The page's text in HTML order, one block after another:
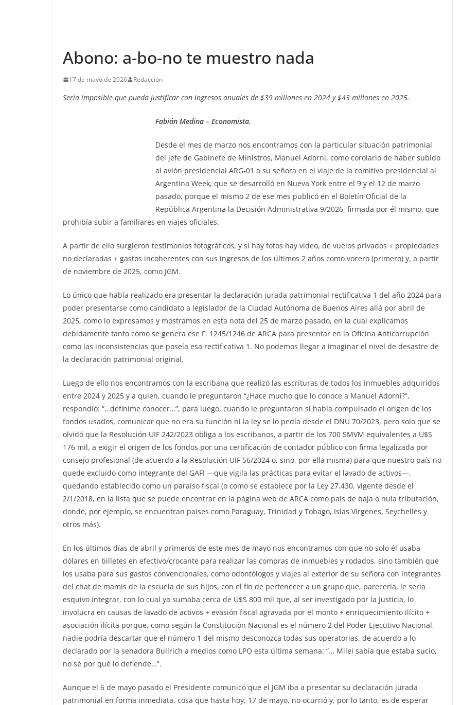
Abono: a-bo-no te muestro nada
17 de mayo de 2026 Redacción
Sería imposible que pueda justificar con ingresos anuales de $39 millones en 2024 y $43 millones en 2025.
Fabián Medina – Economista.
Desde el mes de marzo nos encontramos con la particular situación patrimonial
del jefe de Gabinete de Ministros, Manuel Adorni, como corolario de haber subido
al avión presidencial ARG-01 a su señora en el viaje de la comitiva presidencial al
Argentina Week, que se desarrolló en Nueva York entre el 9 y el 12 de marzo
pasado, porque el mismo 2 de ese mes publicó en el Boletín Oficial de la
República Argentina la Decisión Administrativa 9/2026, firmada por él mismo, que
prohibía subir a familiares en viajes oficiales.
A partir de ello surgieron testimonios fotográficos, y si hay fotos hay video, de vuelos privados + propiedades
no declaradas + gastos incoherentes con sus ingresos de los últimos 2 años como vocero (primero) y, a partir
de noviembre de 2025, como JGM.
Lo único que había realizado era presentar la declaración jurada patrimonial rectificativa 1 del año 2024 para
poder presentarse como candidato a legislador de la Ciudad Autónoma de Buenos Aires allá por abril de
2025, como lo expresamos y mostramos en esta nota del 25 de marzo pasado, en la cual explicamos
debidamente tanto cómo se genera ese F. 1245/1246 de ARCA para presentar en la Oficina Anticorrupción
como las inconsistencias que poseía esa rectificativa 1. No podemos llegar a imaginar el nivel de desastre de
la declaración patrimonial original.
Luego de ello nos encontramos con la escribana que realizó las escrituras de todos los inmuebles adquiridos
entre 2024 y 2025 y a quien, cuando le preguntaron “¿Hace mucho que lo conoce a Manuel Adorni?”,
respondió: “…definime conocer…”, para luego, cuando le preguntaron si había compulsado el origen de los
fondos usados, comunicar que no era su función ni la ley se lo pedía desde el DNU 70/2023, pero solo que se
olvidó que la Resolución UIF 242/2023 obliga a los escribanos, a partir de los 700 SMVM equivalentes a U$S
176 mil, a exigir el origen de los fondos por una certificación de contador público con firma legalizada por
consejo profesional (de acuerdo a la Resolución UIF 56/2024 o, sino, por ella misma) para que nuestro país no
quede excluido como integrante del GAFI —que vigila las prácticas para evitar el lavado de activos—,
quedando establecido como un paraíso fiscal (o como se establece por la Ley 27.430, vigente desde el
2/1/2018, en la lista que se puede encontrar en la página web de ARCA como país de baja o nula tributación,
donde, por ejemplo, se encuentran países como Paraguay, Trinidad y Tobago, Islas Vírgenes, Seychelles y
otros más).
En los últimos días de abril y primeros de este mes de mayo nos encontramos con que no solo él usaba
dólares en billetes en efectivo/crocante para realizar las compras de inmuebles y rodados, sino también que
los usaba para sus gastos convencionales, como odontólogos y viajes al exterior de su señora con integrantes
del chat de mamis de la escuela de sus hijos, con el fin de pertenecer a un grupo que, parecería, le sería
esquivo integrar, con lo cual ya sumaba cerca de U$S 800 mil que, al ser investigado por la Justicia, lo
involucra en causas de lavado de activos + evasión fiscal agravada por el monto + enriquecimiento ilícito +
asociación ilícita porque, como según la Constitución Nacional es el número 2 del Poder Ejecutivo Nacional,
nadie podría descartar que el número 1 del mismo desconozca todas sus operatorias, de acuerdo a lo
declarado por la senadora Bullrich a medios como LPO esta última semana: “… Milei sabía que estaba sucio,
no sé por qué lo defiende…”.
Aunque el 6 de mayo pasado el Presidente comunicó que el JGM iba a presentar su declaración jurada
patrimonial en forma inmediata, cosa que hasta hoy, 17 de mayo, no ocurrió y, por lo tanto, es de esperar